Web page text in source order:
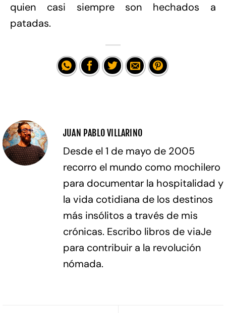
quien casi siempre son hechados a
patadas.
JUAN PABLO VILLARINO
Desde el 1 de mayo de 2005
recorro el mundo como mochilero
para documentar la hospitalidad y
la vida cotidiana de los destinos
más insólitos a través de mis
crónicas. Escribo libros de viaJe
para contribuir a la revolución
nómada.